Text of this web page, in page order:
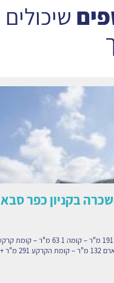
שיכולים
בקניון כפר סבא
+…